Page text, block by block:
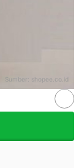
Sumber: shopee.co.id